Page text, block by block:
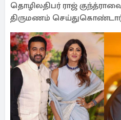
தொழிலதிபர் ராஜ்
திருமணம்